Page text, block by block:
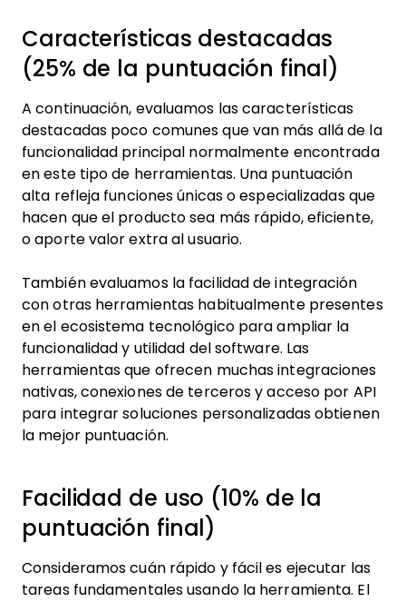
Características destacadas
(25% de la puntuación final)
A continuación, evaluamos las características
destacadas poco comunes que van más allá de la
funcionalidad principal normalmente encontrada
en este tipo de herramientas. Una puntuación
alta refleja funciones únicas o especializadas que
hacen que el producto sea más rápido, eficiente,
o aporte valor extra al usuario.
También evaluamos la facilidad de integración
con otras herramientas habitualmente presentes
en el ecosistema tecnológico para ampliar la
funcionalidad y utilidad del software. Las
herramientas que ofrecen muchas integraciones
nativas, conexiones de terceros y acceso por API
para integrar soluciones personalizadas obtienen
la mejor puntuación.
Facilidad de uso (10% de la
puntuación final)
Consideramos cuán rápido y fácil es ejecutar las
tareas fundamentales usando la herramienta. El